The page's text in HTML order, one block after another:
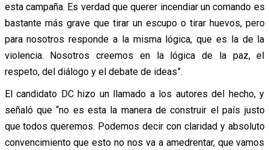
esta campaña. Es verdad que querer incendiar un comando es
bastante más grave que tirar un escupo o tirar huevos, pero
para nosotros responde a la misma lógica, que es la de la
violencia. Nosotros creemos en la lógica de la paz, el
respeto, del diálogo y el debate de ideas”.
El candidato DC hizo un llamado a los autores del hecho, y
señaló que “no es esta la manera de construir el país justo
que todos queremos. Podemos decir con claridad y absoluto
convencimiento que esto no nos va a amedrentar, que vamos